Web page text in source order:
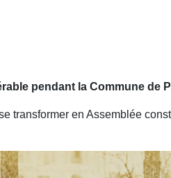
pendant la Commune de
transformer en Assemblée